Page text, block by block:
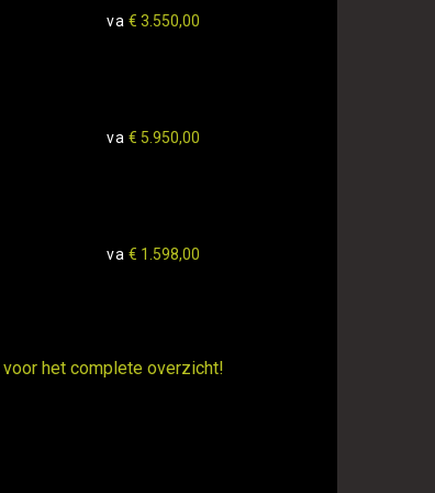
va € 3.550,00
va € 5.950,00
va € 1.598,00
voor het complete overzicht!